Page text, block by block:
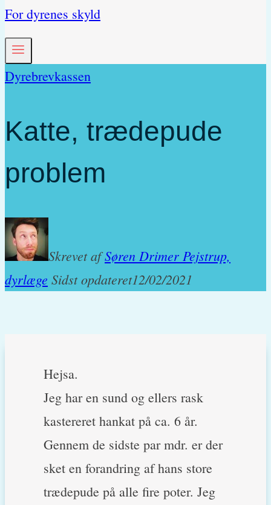
Dyrebrevkassen
Katte, trædepude
problem
Skrevet afSøren Drimer Pejstrup,
dyrlæge Sidst opdateret12/02/2021
Hejsa.
Jeg har en sund og ellers rask
kastereret hankat på ca. 6 år.
Gennem de sidste par mdr. er der
sket en forandring af hans store
trædepude på alle fire poter. Jeg